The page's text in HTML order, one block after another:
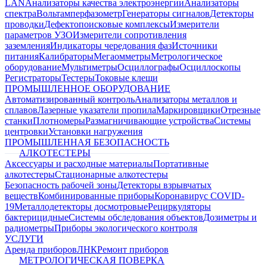
LANАнализаторы качества электроэнергииАнализаторы
спектраВольтамперфазометрГенераторы сигналовДетекторы
проводкиДефектопоисковые комплексыИзмерители
параметров УЗОИзмерители сопротивления
заземленияИндикаторы чередования фазИсточники
питанияКалибраторыМегаомметрыМетрологическое
оборудованиеМультиметрыОсциллографыОсциллоскопы
РегистраторыТестерыТоковые клещи
ПРОМЫШЛЕННОЕ ОБОРУДОВАНИЕ
Автоматизированный контрольАнализаторы металлов и
сплавовЛазерные указатели пропилаМаркировщикиОтрезные
станкиПлотномерыРазмагничивающие устройстваСистемы
центровкиУстановки нагружения
ПРОМЫШЛЕННАЯ БЕЗОПАСНОСТЬ
АЛКОТЕСТЕРЫ
Аксессуары и расходные материалыПортативные
алкотестерыСтационарные алкотестеры
Безопасность рабочей зоныДетекторы взрывчатых
веществКомбинированные приборыКоронавирус COVID-
19Металлодетекторы досмотровыеРециркуляторы
бактерицидныеСистемы обследования объектовДозиметры и
радиометрыПриборы экологического контроля
УСЛУГИ
Аренда приборовЛНКРемонт приборов
МЕТРОЛОГИЧЕСКАЯ ПОВЕРКА